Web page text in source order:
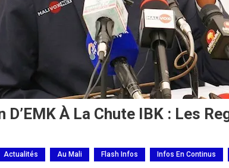
D’EMK À La Chute IBK : Les
Actualités Au Mali Flash Infos Infos En Continus